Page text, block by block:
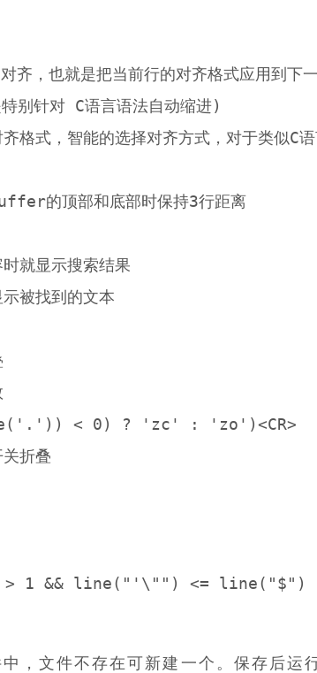
就是把当前行的对齐格式应用到下一
C语言语法自动缩进)
智能的选择对齐方式，对于类似C语
顶部和底部时保持3行距离
显示搜索结果
找到的文本
< 0) ? 'zc' : 'zo')<CR>
折叠
1 && line("'\"") <= line("$")
，文件不存在可新建一个。保存后运